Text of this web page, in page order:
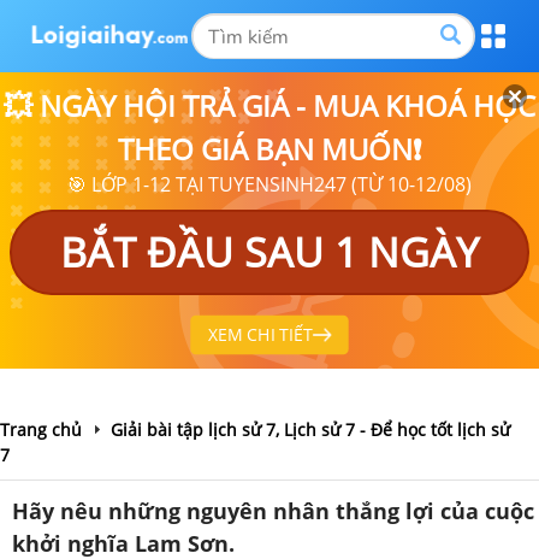
💥 NGÀY HỘI TRẢ GIÁ - MUA KHOÁ HỌC
THEO GIÁ BẠN MUỐN❗
🎯 LỚP 1-12 TẠI TUYENSINH247 (TỪ 10-12/08)
BẮT ĐẦU SAU 1 NGÀY
XEM CHI TIẾT
Trang chủ
Giải bài tập lịch sử 7, Lịch sử 7 - Để học tốt lịch sử
7
Hãy nêu những nguyên nhân thắng lợi của cuộc
khởi nghĩa Lam Sơn.